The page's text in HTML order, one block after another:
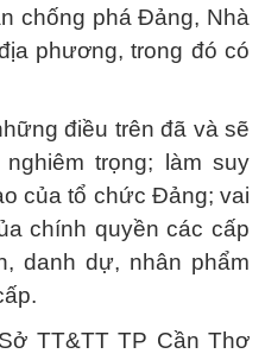
chống phá Đảng, Nhà
phương, trong đó có
điều trên đã và sẽ
trọng; làm suy
của tổ chức Đảng; vai
chính quyền các cấp
danh dự, nhân phẩm
TT&TT TP Cần Thơ